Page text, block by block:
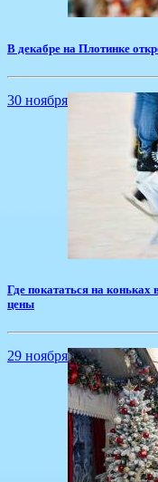
В декабре на Плотинке
30 ноября
Где покататься на коньках
цены
29 ноября